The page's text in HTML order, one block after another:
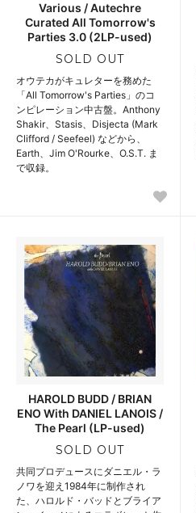
Various / Autechre
Curated All Tomorrow's
Parties 3.0 (2LP-used)
SOLD OUT
オウテカがキュレターを務めた
「All Tomorrow's Parties」のコ
ンピレーション中古盤。Anthony
Shakir、Stasis、Disjecta (Mark
Clifford / Seefeel) などから、
Earth、Jim O'Rourke、O.S.T. ま
で収録。
HAROLD BUDD / BRIAN
ENO With DANIEL LANOIS /
The Pearl (LP-used)
SOLD OUT
共同プロデュースにダニエル・ラ
ノワを迎え1984年に制作され
た、ハロルド・バッドとブライア